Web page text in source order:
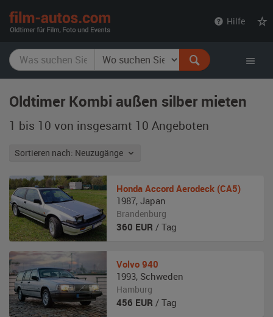
Hilfe
Oldtimer Kombi außen silber mieten
1 bis 10 von insgesamt 10 Angeboten
Sortieren nach: Neuzugänge
Honda Accord Aerodeck (CA5)
1987, Japan
Brandenburg
360 EUR / Tag
Volvo 940
1993, Schweden
Hamburg
456 EUR / Tag